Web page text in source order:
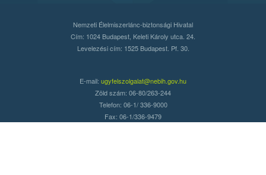
Nemzeti Élelmiszerlánc-biztonsági Hivatal
Cím: 1024 Budapest, Keleti Károly utca. 24.
Levelezési cím: 1525 Budapest. Pf. 30.
E-mail: ugyfelszolgalat@nebih.gov.hu
Zöld szám: 06-80/263-244
Telefon: 06-1/ 336-9000
Fax: 06-1/336-9479